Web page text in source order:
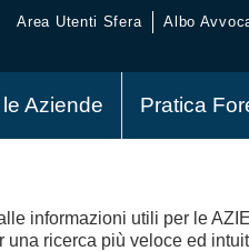
Area Utenti Sfera Albo
Aziende Pratica
informazioni utili per le
una ricerca più veloce ed